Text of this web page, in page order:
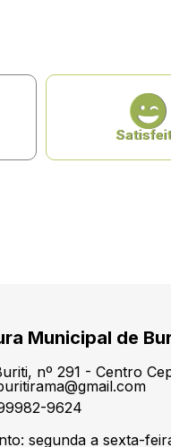
Municipal de
nº 291 - Centro
9624
segunda a sexta-